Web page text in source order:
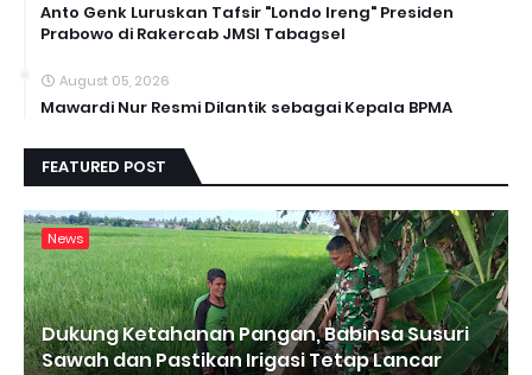
Anto Genk Luruskan Tafsir "Londo Ireng" Presiden
Prabowo di Rakercab JMSI Tabagsel
August 05, 2026
Mawardi Nur Resmi Dilantik sebagai Kepala BPMA
FEATURED POST
News
Dukung Ketahanan Pangan, Babinsa Susuri
Sawah dan Pastikan Irigasi Tetap Lancar